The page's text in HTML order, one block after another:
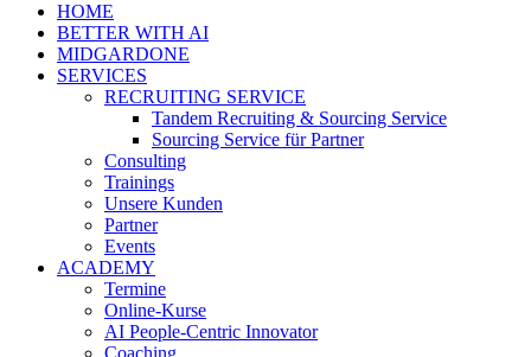
HOME
BETTER WITH AI
MIDGARDONE
SERVICES
RECRUITING SERVICE
Tandem Recruiting & Sourcing Service
Sourcing Service für Partner
Consulting
Trainings
Unsere Kunden
Partner
Events
ACADEMY
Termine
Online-Kurse
AI People-Centric Innovator
Coaching